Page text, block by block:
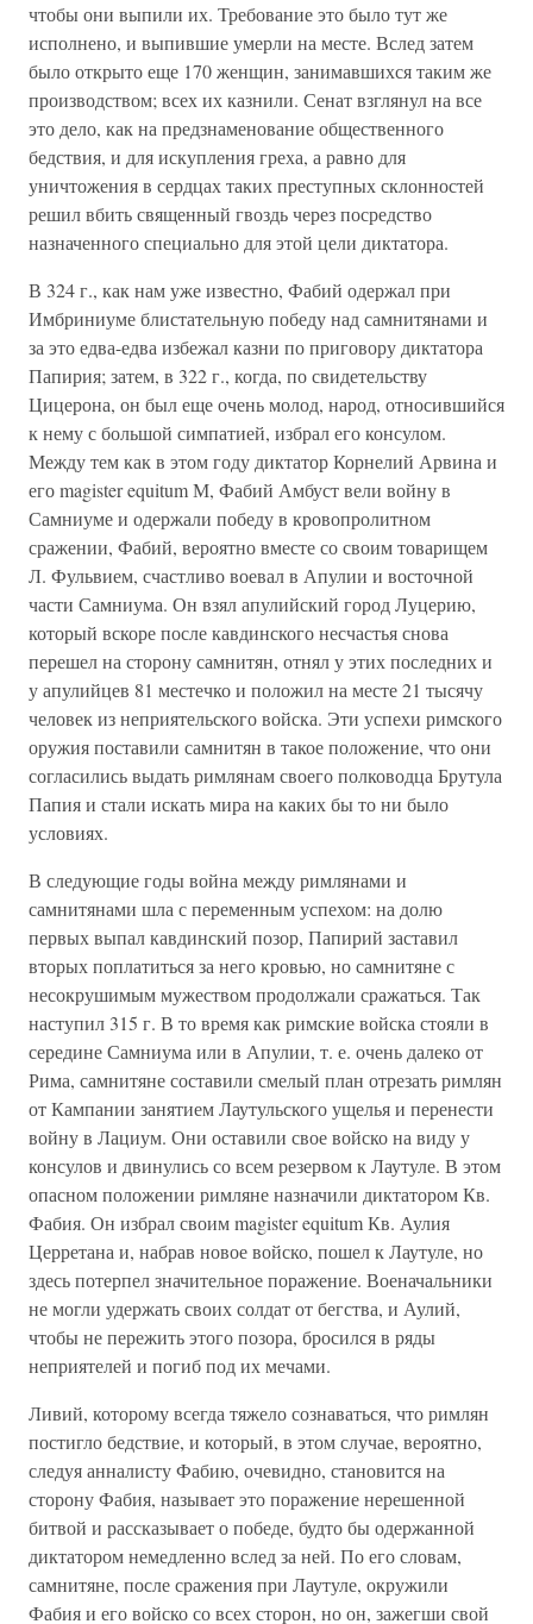
чтобы они выпили их. Требование это было тут же
исполнено, и выпившие умерли на месте. Вслед затем
было открыто еще 170 женщин, занимавшихся таким же
производством; всех их казнили. Сенат взглянул на все
это дело, как на предзнаменование общественного
бедствия, и для искупления греха, а равно для
уничтожения в сердцах таких преступных склонностей
решил вбить священный гвоздь через посредство
назначенного специально для этой цели диктатора.
В 324 г., как нам уже известно, Фабий одержал при
Имбриниуме блистательную победу над самнитянами и
за это едва-едва избежал казни по приговору диктатора
Папирия; затем, в 322 г., когда, по свидетельству
Цицерона, он был еще очень молод, народ, относившийся
к нему с большой симпатией, избрал его консулом.
Между тем как в этом году диктатор Корнелий Арвина и
его magister equitum М, Фабий Амбуст вели войну в
Самниуме и одержали победу в кровопролитном
сражении, Фабий, вероятно вместе со своим товарищем
Л. Фульвием, счастливо воевал в Апулии и восточной
части Самниума. Он взял апулийский город Луцерию,
который вскоре после кавдинского несчастья снова
перешел на сторону самнитян, отнял у этих последних и
у апулийцев 81 местечко и положил на месте 21 тысячу
человек из неприятельского войска. Эти успехи римского
оружия поставили самнитян в такое положение, что они
согласились выдать римлянам своего полководца Брутула
Папия и стали искать мира на каких бы то ни было
условиях.
В следующие годы война между римлянами и
самнитянами шла с переменным успехом: на долю
первых выпал кавдинский позор, Папирий заставил
вторых поплатиться за него кровью, но самнитяне с
несокрушимым мужеством продолжали сражаться. Так
наступил 315 г. В то время как римские войска стояли в
середине Самниума или в Апулии, т. е. очень далеко от
Рима, самнитяне составили смелый план отрезать римлян
от Кампании занятием Лаутульского ущелья и перенести
войну в Лациум. Они оставили свое войско на виду у
консулов и двинулись со всем резервом к Лаутуле. В этом
опасном положении римляне назначили диктатором Кв.
Фабия. Он избрал своим magister equitum Кв. Аулия
Церретана и, набрав новое войско, пошел к Лаутуле, но
здесь потерпел значительное поражение. Военачальники
не могли удержать своих солдат от бегства, и Аулий,
чтобы не пережить этого позора, бросился в ряды
неприятелей и погиб под их мечами.
Ливий, которому всегда тяжело сознаваться, что римлян
постигло бедствие, и который, в этом случае, вероятно,
следуя анналисту Фабию, очевидно, становится на
сторону Фабия, называет это поражение нерешенной
битвой и рассказывает о победе, будто бы одержанной
диктатором немедленно вслед за ней. По его словам,
самнитяне, после сражения при Лаутуле, окружили
Фабия и его войско со всех сторон, но он, зажегши свой